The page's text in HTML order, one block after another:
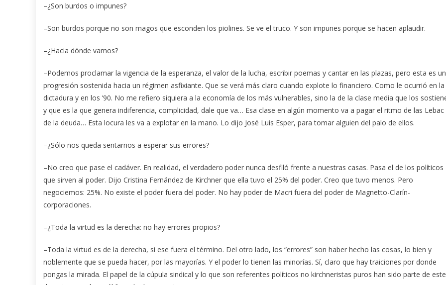
–¿Son burdos o impunes?
–Son burdos porque no son magos que esconden los piolines. Se ve el truco. Y son impunes porque se hacen aplaudir.
–¿Hacia dónde vamos?
–Podemos proclamar la vigencia de la esperanza, el valor de la lucha, escribir poemas y cantar en las plazas, pero esta es
progresión sostenida hacia un régimen asfixiante. Que se verá más claro cuando explote lo financiero. Como le ocurrió en la
dictadura y en los ’90. No me refiero siquiera a la economía de los más vulnerables, sino la de la clase media que los
y que es la que genera indiferencia, complicidad, dale que va… Esa clase en algún momento va a pagar el ritmo de las Lebac
de la deuda… Esta locura les va a explotar en la mano. Lo dijo José Luis Esper, para tomar alguien del palo de ellos.
–¿Sólo nos queda sentarnos a esperar sus errores?
–No creo que pase el cadáver. En realidad, el verdadero poder nunca desfiló frente a nuestras casas. Pasa el de los políticos
que sirven al poder. Dijo Cristina Fernández de Kirchner que ella tuvo el 25% del poder. Creo que tuvo menos. Pero
negociemos: 25%. No existe el poder fuera del poder. No hay poder de Macri fuera del poder de Magnetto-Clarín-
corporaciones.
–¿Toda la virtud es la derecha: no hay errores propios?
–Toda la virtud es de la derecha, si ese fuera el término. Del otro lado, los “errores” son haber hecho las cosas, lo bien y
noblemente que se pueda hacer, por las mayorías. Y el poder lo tienen las minorías. Sí, claro que hay traiciones por donde
pongas la mirada. El papel de la cúpula sindical y lo que son referentes políticos no kirchneristas puros han sido parte de este